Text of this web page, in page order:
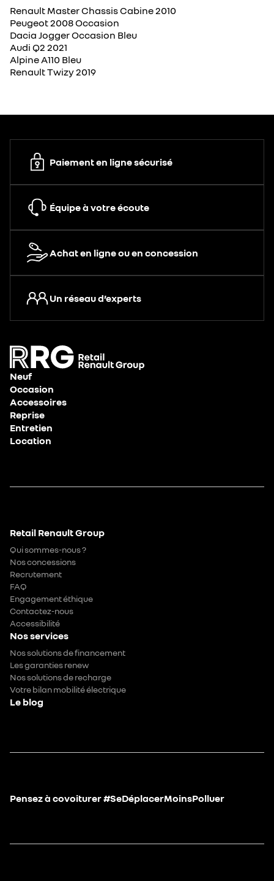
Renault Master Chassis Cabine 2010
Peugeot 2008 Occasion
Dacia Jogger Occasion Bleu
Audi Q2 2021
Alpine A110 Bleu
Renault Twizy 2019
Paiement en ligne sécurisé
Équipe à votre écoute
Achat en ligne ou en concession
Un réseau d’experts
Neuf
Occasion
Accessoires
Reprise
Entretien
Location
Retail Renault Group
Qui sommes-nous ?
Nos concessions
Recrutement
FAQ
Engagement éthique
Contactez-nous
Accessibilité
Nos services
Nos solutions de financement
Les garanties renew
Nos solutions de recharge
Votre bilan mobilité électrique
Le blog
Pensez à covoiturer #SeDéplacerMoinsPolluer